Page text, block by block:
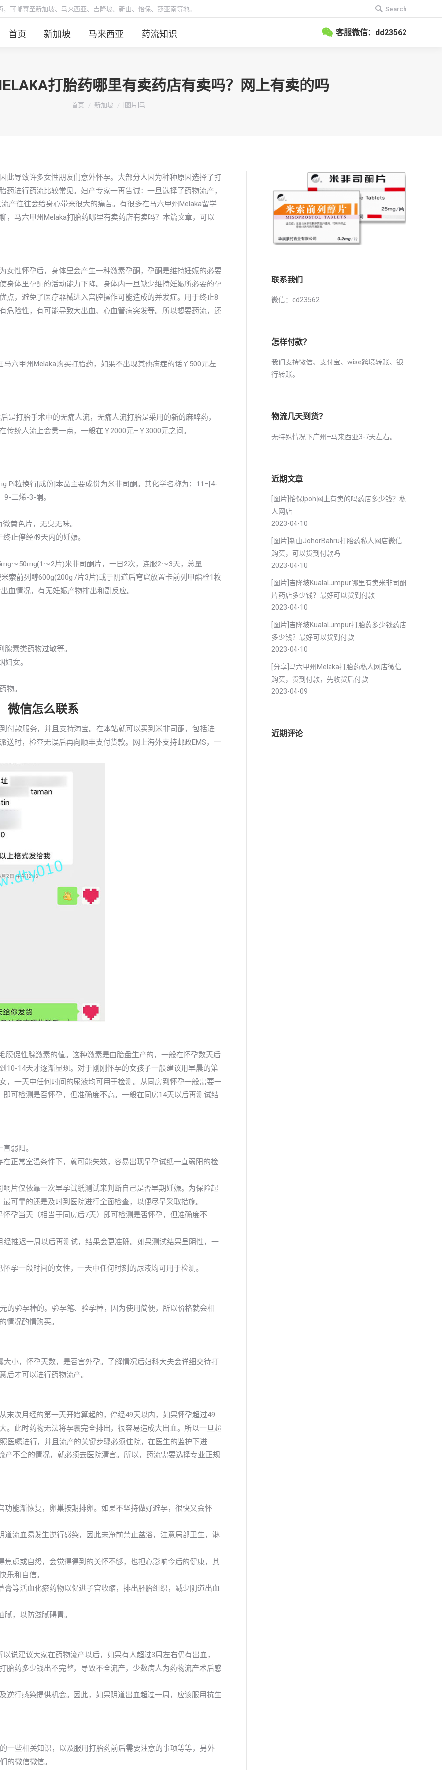
可邮寄至新加坡、马来西亚、吉隆坡、新山、怡保、莎亚南等地。
搜
索：
Search
首页 新加坡 马来西亚 药流知识 客服微信：dd23562
打胎药哪里有卖药店有卖吗？网上有卖的吗
你在这里：
首页 新加坡 [图片]马…
此导致许多女性朋友们意外怀孕。大部分人因为种种原因选择了打
进行药流比较常见。妇产专家一再告诫：一旦选择了药物流产，
产往往会给身心带来很大的痛苦。有很多在马六甲州Melaka留学
，马六甲州Melaka打胎药哪里有卖药店有卖吗？本篇文章，可以
女性怀孕后，身体里会产生一种激素孕酮，孕酮是维持妊娠的必要
身体里孕酮的活动能力下降。身体内一旦缺少维持妊娠所必要的孕
点，避免了医疗器械进入宫腔操作可能造成的并发症。用于终止8
危险性，有可能导致大出血、心血管病突发等。所以想要药流，还
六甲州Melaka购买打胎药，如果不出现其他病症的话￥500元左
是打胎手术中的无痛人流，无痛人流打胎是采用的新的麻醉药，
统人流上会贵一点，一般在￥2000元–￥3000元之间。
Pi粒换行[成份]本品主要成份为米非司酮。其化学名称为：11–[4-
二烯-3-酮。
黄色片，无臭无味。
止停经49天内的妊娠。
～50mg(1～2片)米非司酮片，一日2次，连服2～3天，总量
索前列醇600g(200g /片3片)或于阴道后穹窟放置卡前列甲酯栓1枚
血情况，有无妊娠产物排出和副反应。
素类药物过敏等。
女。
物。
微信怎么联系
付款服务，并且支持淘宝。在本站就可以买到米非司酮，包括进
送时，检查无误后再向顺丰支付货款。网上海外支持邮政EMS，一
膜促性腺激素的值。这种激素是由胎盘生产的，一般在怀孕数天后
10-14天才逐渐显现。对于刚刚怀孕的女孩子一般建议用早晨的第
，一天中任何时间的尿液均可用于检测。从同房到怀孕一般需要一
可检测是否怀孕，但准确度不高。一般在同房14天以后再测试结
弱阳。
正常室温条件下，就可能失效，容易出现早孕试纸一直弱阳的检
片仅依靠一次早孕试纸测试来判断自己是否早期妊娠。为保险起
可靠的还是及时到医院进行全面检查，以便尽早采取措施。
孕当天（相当于同房后7天）即可检测是否怀孕，但准确度不
推迟一周以后再测试，结果会更准确。如果测试结果呈阴性，一
孕一段时间的女性，一天中任何时刻的尿液均可用于检测。
的验孕棒的。验孕笔、验孕棒，因为使用简便，所以价格就会相
情况酌情购买。
小，怀孕天数，是否宫外孕。了解情况后妇科大夫会详细交待打
后才可以进行药物流产。
末次月经的第一天开始算起的，停经49天以内，如果怀孕超过49
。此时药物无法将孕囊完全排出，很容易造成大出血。所以一旦超
医嘱进行，并且流产的关键步骤必须住院，在医生的监护下进
产不全的情况，就必须去医院清宫。所以，药流需要选择专业正规
能渐恢复，卵巢按期排卵。如果不坚持做好避孕，很快又会怀
流血易发生逆行感染，因此未净前禁止盆浴，注意局部卫生，淋
虑或自怨，会觉得得到的关怀不够，也担心影响今后的健康，其
乐和自信。
等活血化瘀药物以促进子宫收缩，排出胚胎组织，减少阴道出血
，以防滋腻碍胃。
说建议大家在药物流产以后，如果有人超过3周左右仍有出血，
胎药多少钱出不完整，导致不全流产，少数病人为药物流产术后感
逆行感染提供机会。因此，如果阴道出血超过一周，应该服用抗生
一些相关知识，以及服用打胎药前后需要注意的事项等等，另外
的微信微信。
联系我们
微信：dd23562
怎样付款？
我们支持微信、支付宝、wise跨境转账、银
行转账。
物流几天到货？
无特殊情况下广州–马来西亚3-7天左右。
近期文章
[图片]怡保lpoh网上有卖的吗药店多少钱？私
人网店
2023-04-10
[图片]新山JohorBahru打胎药私人网店微信
购买，可以货到付款吗
2023-04-10
[图片]吉隆坡KualaLumpur哪里有卖米非司酮
片药店多少钱？最好可以货到付款
2023-04-10
[图片]吉隆坡KualaLumpur打胎药多少钱药店
多少钱？最好可以货到付款
2023-04-10
[分享]马六甲州Melaka打胎药私人网店微信
购买，货到付款，先收货后付款
2023-04-09
近期评论